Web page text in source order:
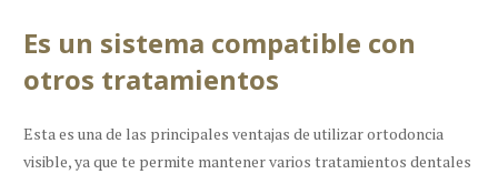
Es un sistema compatible con
otros tratamientos
Esta es una de las principales ventajas de utilizar ortodoncia
visible, ya que te permite mantener varios tratamientos dentales